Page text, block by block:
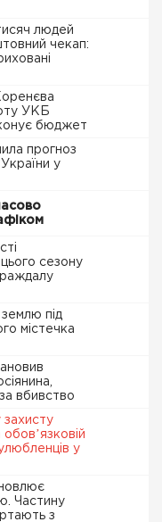
людей
чекап:
УКБ
бюджет
прогноз
у
сезону
під
містечка
вбивство
у
Частину
з